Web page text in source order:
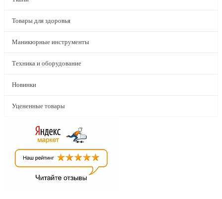
Товары для здоровья
Маникюрные инструменты
Техника и оборудование
Новинки
Уцененные товары